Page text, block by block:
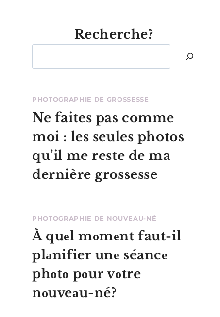
Recherche?
PHOTOGRAPHIE DE GROSSESSE
Ne faites pas comme
moi : les seules photos
qu’il me reste de ma
dernière grossesse
PHOTOGRAPHIE DE NOUVEAU-NÉ
À quеl mоmеnt faut-il
plаnifier unе séancе
phоtо pоur vоtre
nоuveаu-né?